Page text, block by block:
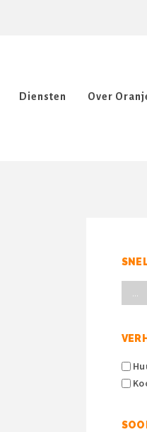
Diensten Over